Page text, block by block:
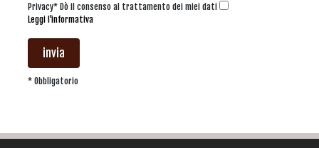
Privacy* Dò il consenso al trattamento dei miei dati
Leggi l'informativa
invia
* Obbligatorio